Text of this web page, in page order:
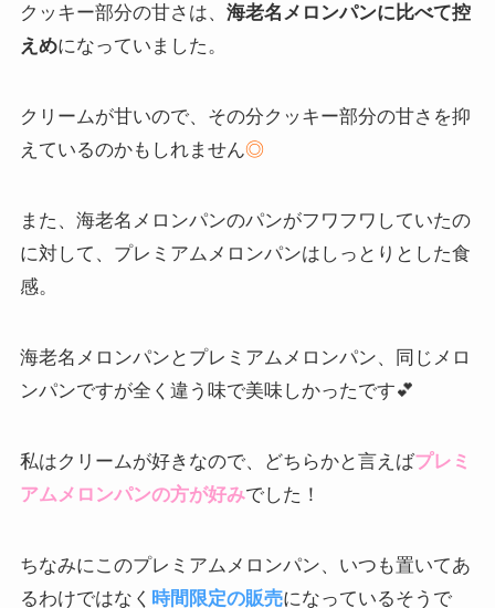
クッキー部分の甘さは、 海老名メロンパンに比べて控
えめになっていました。
クリームが甘いので、その分クッキー部分の甘さを抑
えているのかもしれません◎
また、海老名メロンパンのパンがフワフワしていたの
に対して、プレミアムメロンパンはしっとりとした食
感。
海老名メロンパンとプレミアムメロンパン、同じメロ
ンパンですが全く違う味で美味しかったです💕
私はクリームが好きなので、どちらかと言えばプレミ
アムメロンパンの方が好みでした！
ちなみにこのプレミアムメロンパン、いつも置いてあ
るわけではなく 時間限定の販売になっているそうで